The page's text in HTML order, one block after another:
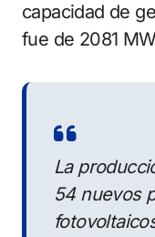
capacidad de
fue de 2081
La
54 nuevos